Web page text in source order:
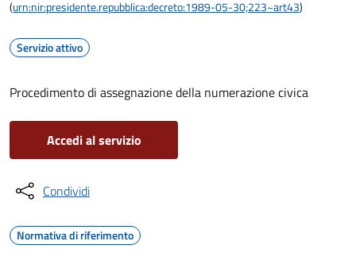
(urn:nir:presidente.repubblica:decreto:1989-05-30;223~art43)
Servizio attivo
Procedimento di assegnazione della numerazione civica
Accedi al servizio
Condividi
Normativa di riferimento